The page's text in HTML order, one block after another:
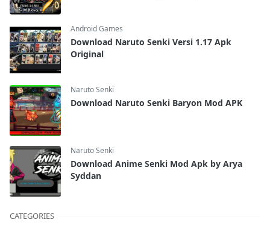
Android Games
Download Naruto Senki Versi 1.17 Apk
Original
Naruto Senki
Download Naruto Senki Baryon Mod APK
Naruto Senki
Download Anime Senki Mod Apk by Arya
Syddan
CATEGORIES